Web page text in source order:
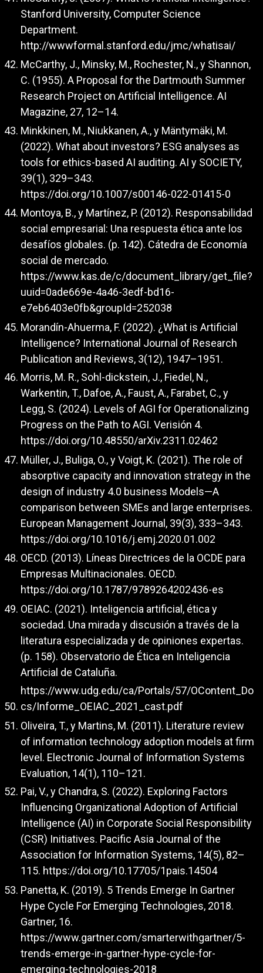
Stanford University, Computer Science
Department.
http://wwwformal.stanford.edu/jmc/whatisai/
McCarthy, J., Minsky, M., Rochester, N., y Shannon,
C. (1955). A Proposal for the Dartmouth Summer
Research Project on Artificial Intelligence. AI
Magazine, 27, 12–14.
Minkkinen, M., Niukkanen, A., y Mäntymäki, M.
(2022). What about investors? ESG analyses as
tools for ethics-based AI auditing. AI y SOCIETY,
39(1), 329–343.
https://doi.org/10.1007/s00146-022-01415-0
Montoya, B., y Martínez, P. (2012). Responsabilidad
social empresarial: Una respuesta ética ante los
desafíos globales. (p. 142). Cátedra de Economía
social de mercado.
https://www.kas.de/c/document_library/get_file?
uuid=0ade669e-4a46-3edf-bd16-
e7eb6403e0fb&groupId=252038
Morandín-Ahuerma, F. (2022). ¿What is Artificial
Intelligence? International Journal of Research
Publication and Reviews, 3(12), 1947–1951.
Morris, M. R., Sohl-dickstein, J., Fiedel, N.,
Warkentin, T., Dafoe, A., Faust, A., Farabet, C., y
Legg, S. (2024). Levels of AGI for Operationalizing
Progress on the Path to AGI. Verisión 4.
https://doi.org/10.48550/arXiv.2311.02462
Müller, J., Buliga, O., y Voigt, K. (2021). The role of
absorptive capacity and innovation strategy in the
design of industry 4.0 business Models—A
comparison between SMEs and large enterprises.
European Management Journal, 39(3), 333–343.
https://doi.org/10.1016/j.emj.2020.01.002
OECD. (2013). Líneas Directrices de la OCDE para
Empresas Multinacionales. OECD.
https://doi.org/10.1787/9789264202436-es
OEIAC. (2021). Inteligencia artificial, ética y
sociedad. Una mirada y discusión a través de la
literatura especializada y de opiniones expertas.
(p. 158). Observatorio de Ética en Inteligencia
Artificial de Cataluña.
https://www.udg.edu/ca/Portals/57/OContent_Do
cs/Informe_OEIAC_2021_cast.pdf
Oliveira, T., y Martins, M. (2011). Literature review
of information technology adoption models at firm
level. Electronic Journal of Information Systems
Evaluation, 14(1), 110–121.
Pai, V., y Chandra, S. (2022). Exploring Factors
Influencing Organizational Adoption of Artificial
Intelligence (AI) in Corporate Social Responsibility
(CSR) Initiatives. Pacific Asia Journal of the
Association for Information Systems, 14(5), 82–
115. https://doi.org/10.17705/1pais.14504
Panetta, K. (2019). 5 Trends Emerge In Gartner
Hype Cycle For Emerging Technologies, 2018.
Gartner, 16.
https://www.gartner.com/smarterwithgartner/5-
trends-emerge-in-gartner-hype-cycle-for-
emerging-technologies-2018